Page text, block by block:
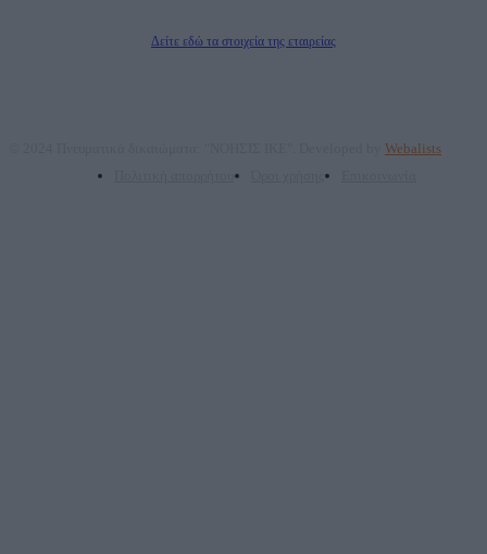
Δείτε εδώ τα στοιχεία της εταιρείας
Webalists